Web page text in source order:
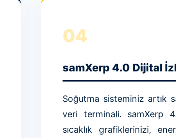
04
samXerp 4.0 Dijital
Soğutma sisteminiz artık
veri terminali. samXerp
sıcaklık grafiklerinizi,